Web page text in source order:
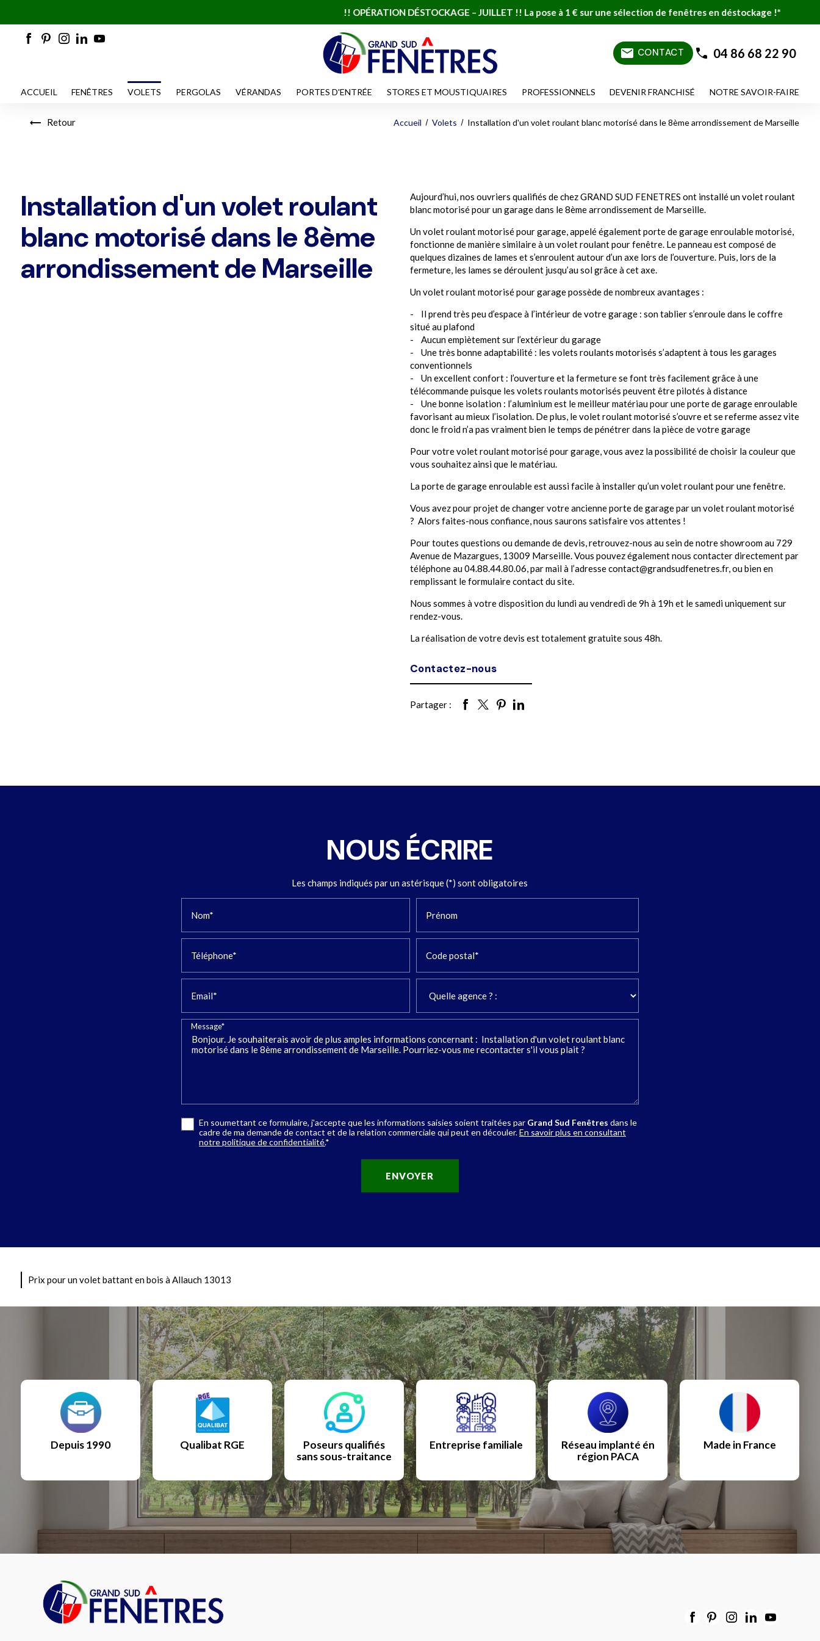
!! OPÉRATION DÉSTOCKAGE – JUILLET !! La pose à 1 € sur une sélection de fenêtres en déstockage !*
mail CONTACT 04 86 68 22 90
ACCUEIL FENÊTRES VOLETS PERGOLAS VÉRANDAS PORTES D'ENTRÉE STORES ET MOUSTIQUAIRES PROFESSIONNELS DEVENIR FRANCHISÉ NOTRE SAVOIR-FAIRE
Accueil Volets Installation d'un volet roulant blanc motorisé dans le 8ème arrondissement de Marseille
Retour
Installation d'un volet roulant
blanc motorisé dans le 8ème
arrondissement de Marseille
Aujourd’hui, nos ouvriers qualifiés de chez GRAND SUD FENETRES ont installé un volet roulant
blanc motorisé pour un garage dans le 8ème arrondissement de Marseille.
Un volet roulant motorisé pour garage, appelé également porte de garage enroulable motorisé,
fonctionne de manière similaire à un volet roulant pour fenêtre. Le panneau est composé de
quelques dizaines de lames et s’enroulent autour d’un axe lors de l’ouverture. Puis, lors de la
fermeture, les lames se déroulent jusqu’au sol grâce à cet axe.
Un volet roulant motorisé pour garage possède de nombreux avantages :
- Il prend très peu d’espace à l’intérieur de votre garage : son tablier s’enroule dans le coffre
situé au plafond
- Aucun empiètement sur l’extérieur du garage
- Une très bonne adaptabilité : les volets roulants motorisés s’adaptent à tous les garages
conventionnels
- Un excellent confort : l’ouverture et la fermeture se font très facilement grâce à une
télécommande puisque les volets roulants motorisés peuvent être pilotés à distance
- Une bonne isolation : l’aluminium est le meilleur matériau pour une porte de garage enroulable
favorisant au mieux l’isolation. De plus, le volet roulant motorisé s’ouvre et se referme assez vite
donc le froid n’a pas vraiment bien le temps de pénétrer dans la pièce de votre garage
Pour votre volet roulant motorisé pour garage, vous avez la possibilité de choisir la couleur que
vous souhaitez ainsi que le matériau.
La porte de garage enroulable est aussi facile à installer qu’un volet roulant pour une fenêtre.
Vous avez pour projet de changer votre ancienne porte de garage par un volet roulant motorisé
? Alors faites-nous confiance, nous saurons satisfaire vos attentes !
Pour toutes questions ou demande de devis, retrouvez-nous au sein de notre showroom au 729
Avenue de Mazargues, 13009 Marseille. Vous pouvez également nous contacter directement par
téléphone au 04.88.44.80.06, par mail à l’adresse contact@grandsudfenetres.fr, ou bien en
remplissant le formulaire contact du site.
Nous sommes à votre disposition du lundi au vendredi de 9h à 19h et le samedi uniquement sur
rendez-vous.
La réalisation de votre devis est totalement gratuite sous 48h.
Contactez-nous
Partager :
NOUS ÉCRIRE
Les champs indiqués par un astérisque (*) sont obligatoires
Nom* Prénom
Téléphone* Code postal*
Email*
Message*
En soumettant ce formulaire, j'accepte que les informations saisies soient traitées par Grand Sud Fenêtres dans le
cadre de ma demande de contact et de la relation commerciale qui peut en découler.En savoir plus en consultant
notre politique de confidentialité.*
Prix pour un volet battant en bois à Allauch 13013
Depuis 1990 Qualibat RGE
Poseurs qualifiés
sans sous-traitance
Entreprise familiale
Réseau implanté én
région PACA
Made in France